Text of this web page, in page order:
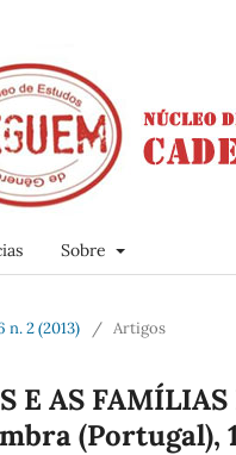
Sobre
n. 2 (2013) / Artigos
E AS
(Portugal),